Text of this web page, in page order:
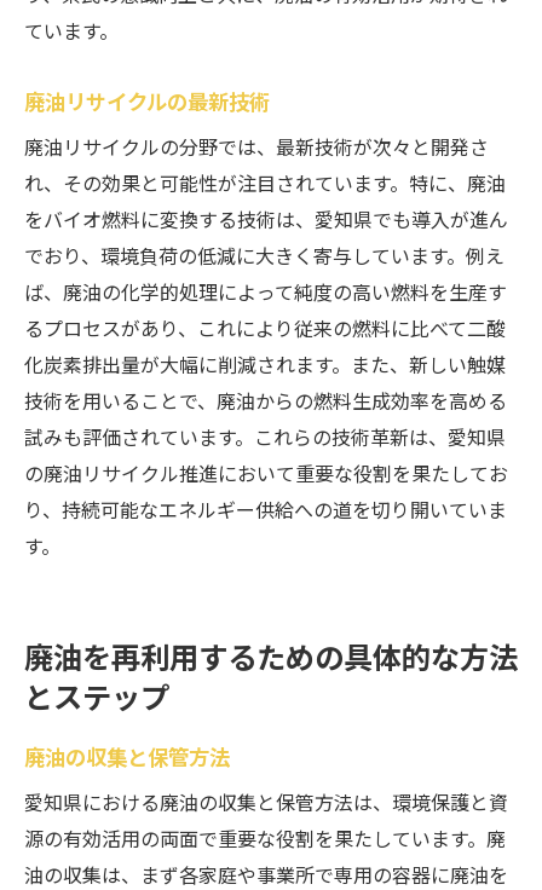
ています。
廃油リサイクルの最新技術
廃油リサイクルの分野では、最新技術が次々と開発さ
れ、その効果と可能性が注目されています。特に、廃油
をバイオ燃料に変換する技術は、愛知県でも導入が進ん
でおり、環境負荷の低減に大きく寄与しています。例え
ば、廃油の化学的処理によって純度の高い燃料を生産す
るプロセスがあり、これにより従来の燃料に比べて二酸
化炭素排出量が大幅に削減されます。また、新しい触媒
技術を用いることで、廃油からの燃料生成効率を高める
試みも評価されています。これらの技術革新は、愛知県
の廃油リサイクル推進において重要な役割を果たしてお
り、持続可能なエネルギー供給への道を切り開いていま
す。
廃油を再利用するための具体的な方法
とステップ
廃油の収集と保管方法
愛知県における廃油の収集と保管方法は、環境保護と資
源の有効活用の両面で重要な役割を果たしています。廃
油の収集は、まず各家庭や事業所で専用の容器に廃油を